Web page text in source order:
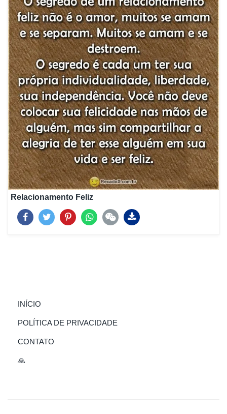
Relacionamento Feliz
INÍCIO
POLÍTICA DE PRIVACIDADE
CONTATO
🙏